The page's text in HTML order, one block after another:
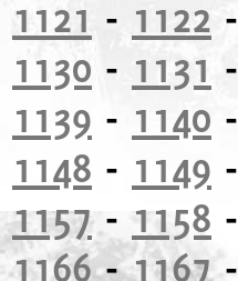
1121 - 1122
1130 - 1131
1139 - 1140
1148 - 1149
1157- 1158
1166-1167